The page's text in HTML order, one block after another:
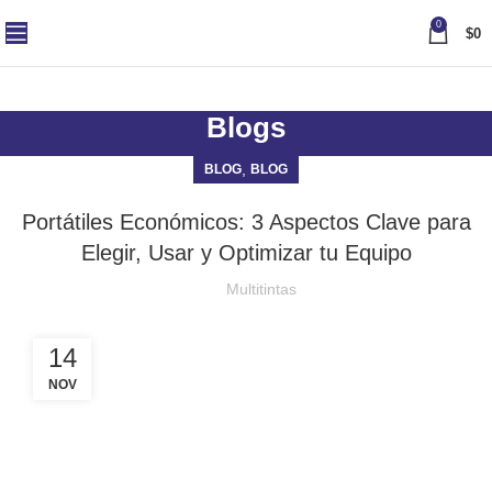
0
$0
Blogs
BLOG BLOG
Portátiles Económicos: 3 Aspectos Clave para
Elegir, Usar y Optimizar tu Equipo
Multitintas
14
NOV